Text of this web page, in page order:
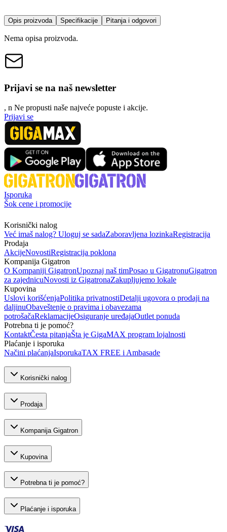
Opis proizvoda Specifikacije Pitanja i odgovori
Nema opisa proizvoda.
Prijavi se na naš newsletter
, n Ne propusti naše najveće popuste i akcije.
Prijavi se
Isporuka
Šok cene i promocije
Korisnički nalog
Već imaš nalog? Uloguj se sadaZaboravljena lozinkaRegistracija
Prodaja
AkcijeNovostiRegistracija poklona
Kompanija Gigatron
O Kompaniji GigatronUpoznaj naš timPosao u GigatronuGigatron
za zajednicuNovosti iz GigatronaZakupljujemo lokale
Kupovina
Uslovi korišćenjaPolitika privatnostiDetalji ugovora o prodaji na
daljinuObaveštenje o pravima i obavezama
potrošačaReklamacijeOsiguranje uređajaOutlet ponuda
Potrebna ti je pomoć?
KontaktČesta pitanjaŠta je GigaMAX program lojalnosti
Plaćanje i isporuka
Načini plaćanjaIsporukaTAX FREE i Ambasade
Korisnički nalog
Prodaja
Kompanija Gigatron
Kupovina
Potrebna ti je pomoć?
Plaćanje i isporuka